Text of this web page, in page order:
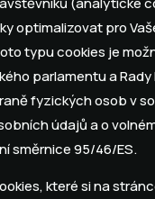
optimalizovat pro
typu cookies je
parlamentu a Rady
fyzických osob v
údajů a o
směrnice 95/46/ES.
které si na